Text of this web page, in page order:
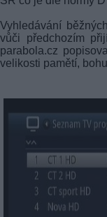
Vyhledávání
vůči předchozím
parabola.cz
velikosti pamětí,